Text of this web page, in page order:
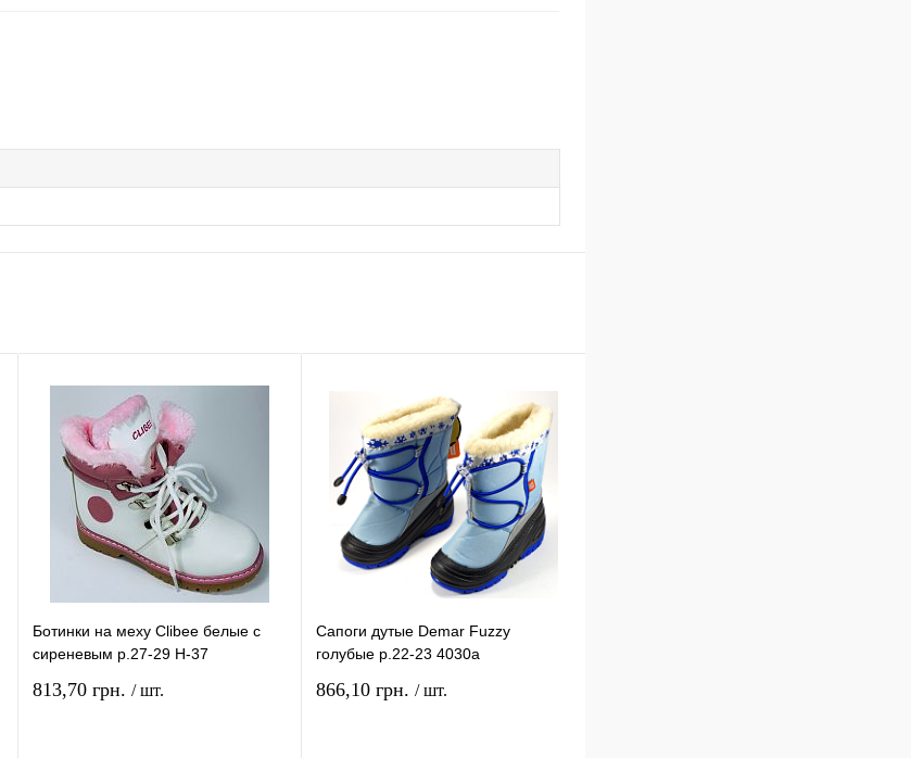
Ботинки на меху Clibee белые с
сиреневым р.27-29 Н-37
813,70 грн. / шт.
Сапоги дутые Demar Fuzzy
голубые р.22-23 4030a
866,10 грн. / шт.